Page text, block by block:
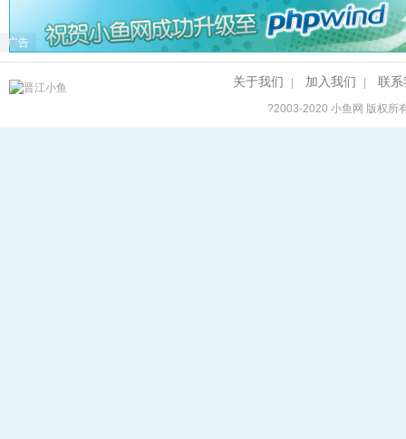
广告
关于我们 加入我们 联系
?2003-2020小鱼网 版权所